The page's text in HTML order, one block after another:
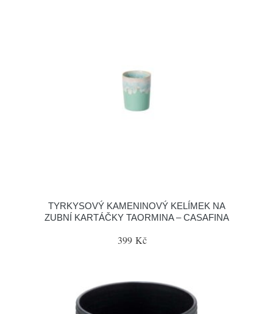
TYRKYSOVÝ KAMENINOVÝ KELÍMEK NA
ZUBNÍ KARTÁČKY TAORMINA – CASAFINA
399 Kč